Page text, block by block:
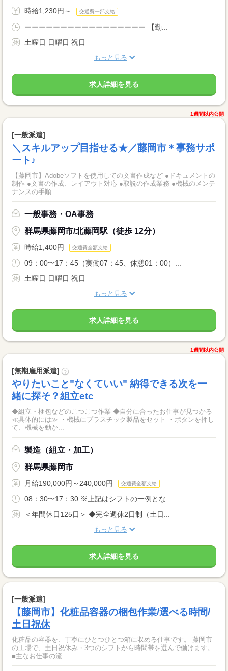
時給1,230円～ 交通費一部支給
ーーーーーーーーーーーーーーーーー 【勤...
土曜日 日曜日 祝日
もっと見る
求人詳細を見る
1週間以内公開
[一般派遣]
＼スキルアップ目指せる★／藤岡市＊事務サポ
ート♪
【藤岡市】Adobeソフトを使用しての文書作成など ●ドキュメントの
制作 ●文書の作成、レイアウト対応 ●取説の作成業務 ●機械のメンテ
ナンスの手順...
一般事務・OA事務
群馬県藤岡市/北藤岡駅（徒歩 12分）
時給1,400円 交通費全額支給
09：00〜17：45（実働07：45、休憩01：00）...
土曜日 日曜日 祝日
もっと見る
求人詳細を見る
1週間以内公開
[無期雇用派遣] ?
やりたいこと"なくていい" 納得できる次を一
緒に探そ？組立etc
◆組立・梱包などのこつこつ作業 ◆自分に合ったお仕事が見つかる
≪具体的には≫ ・機械にプラスチック製品をセット ・ボタンを押し
て、機械を動か...
製造（組立・加工）
群馬県藤岡市
月給190,000円～240,000円 交通費全額支給
08：30〜17：30 ※上記はシフトの一例とな...
＜年間休日125日＞ ◆完全週休2日制（土日...
もっと見る
求人詳細を見る
[一般派遣]
【藤岡市】化粧品容器の梱包作業/選べる時間/
土日祝休
化粧品の容器を、丁寧にひとつひとつ箱に収める仕事です。 藤岡市
の工場で、土日祝休み・3つのシフトから時間帯を選んで働けます。
■主なお仕事の流...